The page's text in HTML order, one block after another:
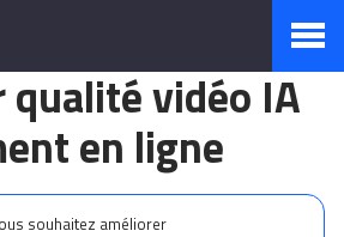
vidéo IA
en ligne
souhaitez améliorer